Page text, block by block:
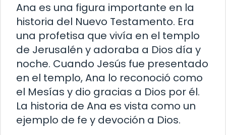
Ana es una figura importante en la
historia del Nuevo Testamento. Era
una profetisa que vivía en el templo
de Jerusalén y adoraba a Dios día y
noche. Cuando Jesús fue presentado
en el templo, Ana lo reconoció como
el Mesías y dio gracias a Dios por él.
La historia de Ana es vista como un
ejemplo de fe y devoción a Dios.